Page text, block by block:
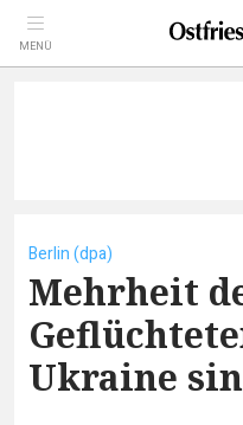
MENÜ
Berlin (dpa)
Mehrheit
Ukraine